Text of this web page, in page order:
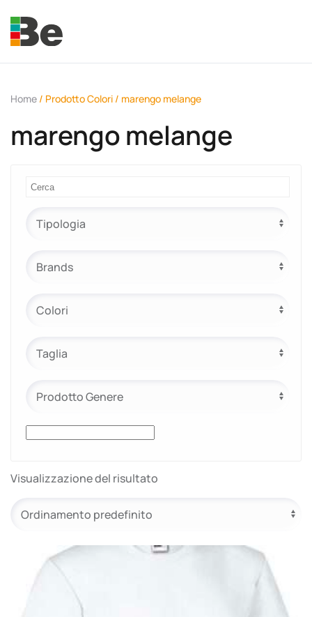
Skip to main content
Home / Prodotto Colori / marengo melange
marengo melange
Visualizzazione del risultato